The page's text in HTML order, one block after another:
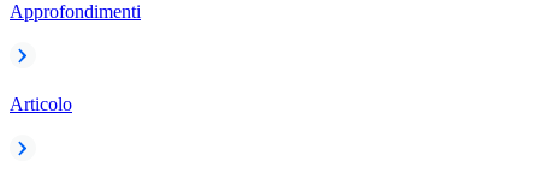
Approfondimenti
Articolo